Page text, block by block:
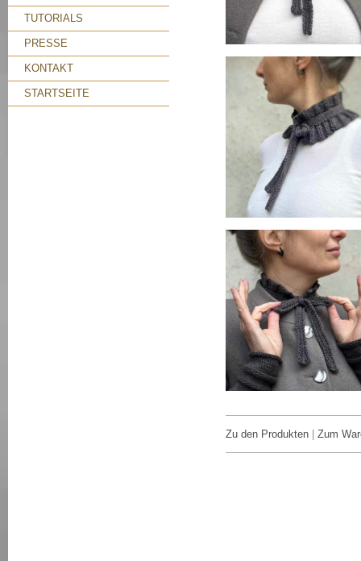
TUTORIALS
PRESSE
KONTAKT
STARTSEITE
Zu den Produkten Zum